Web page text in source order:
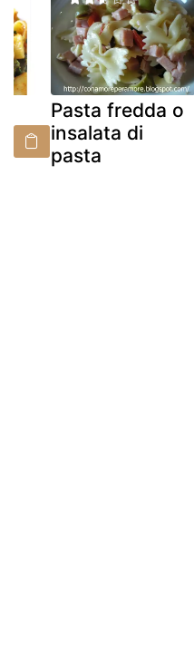
Pasta fredda o
insalata di
pasta